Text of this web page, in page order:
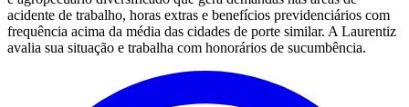
acidente de trabalho, horas extras e benefícios previdenciários com
frequência acima da média das cidades de porte similar. A Laurentiz
avalia sua situação e trabalha com honorários de sucumbência.